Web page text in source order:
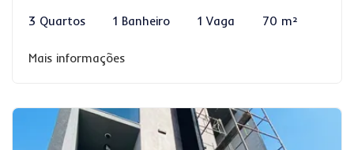
3 Quartos 1 Banheiro 1 Vaga 70 m²
Mais informações